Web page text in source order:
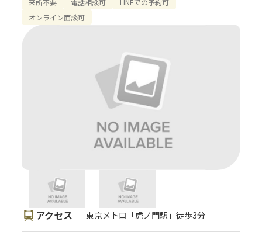
オンライン面談可
アクセス 東京メトロ「虎ノ門駅」徒歩3分